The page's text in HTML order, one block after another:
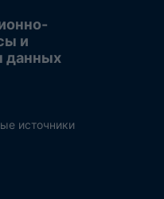
и
данных
источники